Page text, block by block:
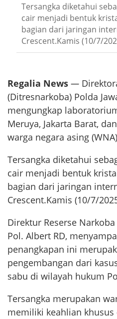
Tersangka diketahui
cair menjadi bentuk
bagian dari jaringan
Crescent.Kamis (10/7/
Regalia News —
(Ditresnarkoba) Polda
mengungkap
Meruya, Jakarta Barat,
warga negara asing
Tersangka diketahui
cair menjadi bentuk
bagian dari jaringan
Crescent.Kamis (10/7/
Direktur Reserse
Pol. Albert RD,
penangkapan ini
pengembangan dari
sabu di wilayah hukum
Tersangka merupakan
memiliki keahlian